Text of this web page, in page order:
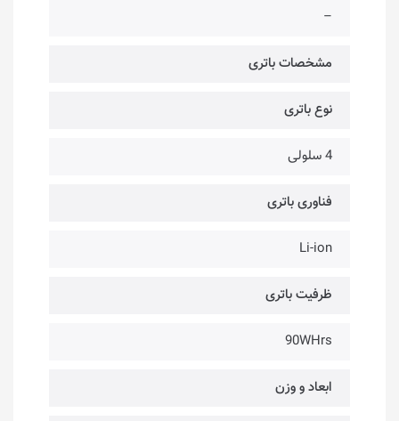
–
مشخصات باتری
نوع باتری
4 سلولی
فناوری باتری
Li-ion
ظرفیت باتری
90WHrs
ابعاد و وزن